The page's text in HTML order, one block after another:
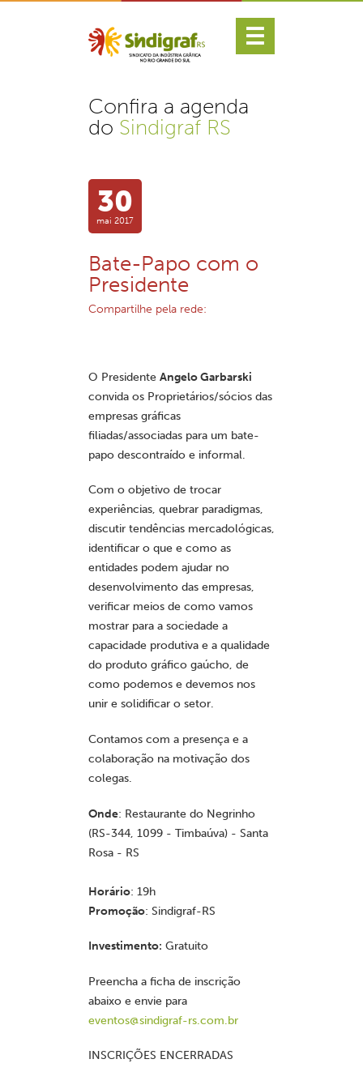
Confira a agenda
do Sindigraf RS
30
mai 2017
Bate-Papo com o
Presidente
Compartilhe pela rede:
O Presidente Angelo Garbarski
convida os Proprietários/sócios das
empresas gráficas
filiadas/associadas para um bate-
papo descontraído e informal.
Com o objetivo de trocar
experiências, quebrar paradigmas,
discutir tendências mercadológicas,
identificar o que e como as
entidades podem ajudar no
desenvolvimento das empresas,
verificar meios de como vamos
mostrar para a sociedade a
capacidade produtiva e a qualidade
do produto gráfico gaúcho, de
como podemos e devemos nos
unir e solidificar o setor.
Contamos com a presença e a
colaboração na motivação dos
colegas.
Onde: Restaurante do Negrinho
(RS-344, 1099 - Timbaúva) - Santa
Rosa - RS
Horário: 19h
Promoção: Sindigraf-RS
Investimento: Gratuito
Preencha a ficha de inscrição
abaixo e envie para
eventos@sindigraf-rs.com.br
INSCRIÇÕES ENCERRADAS